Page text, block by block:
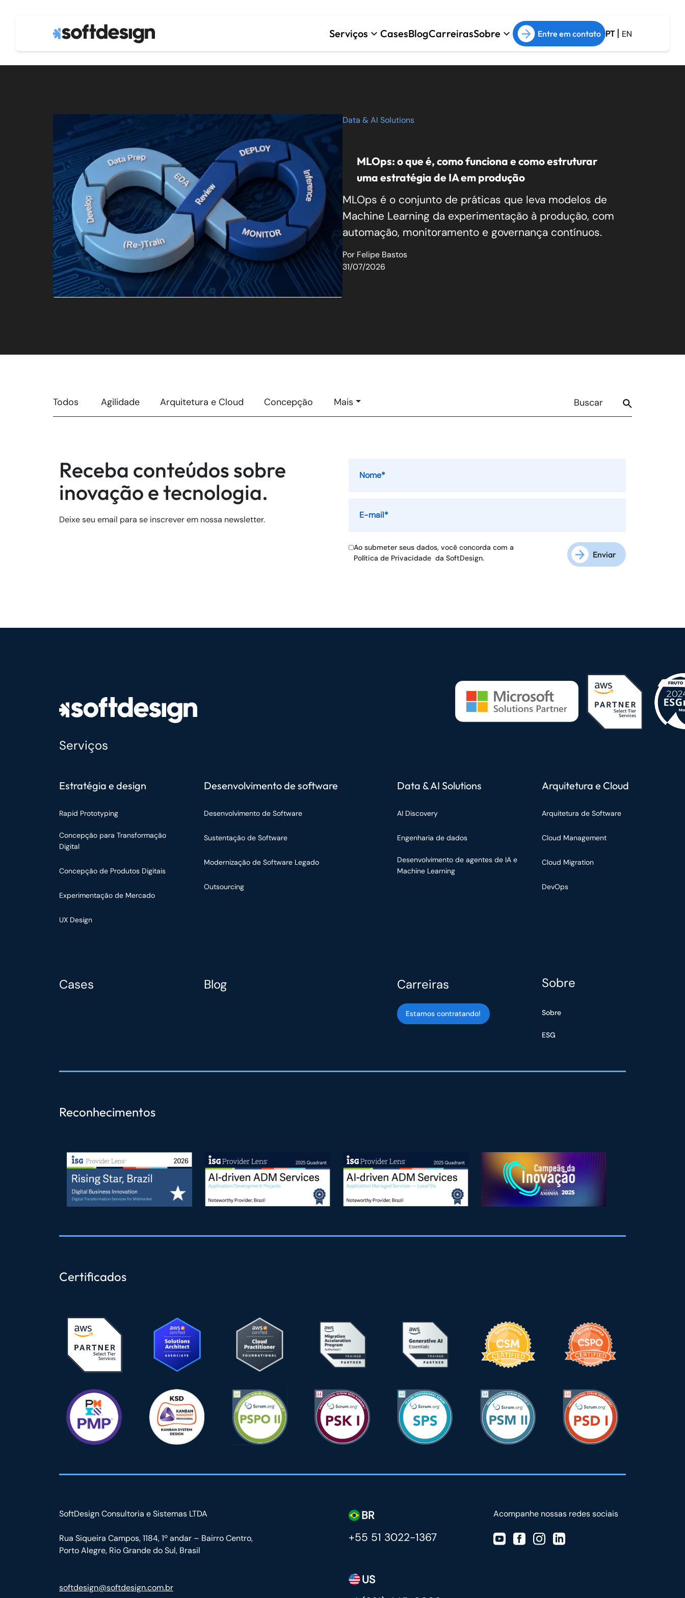
Serviços keyboard_arrow_down CasesBlogCarreirasSobre keyboard_arrow_down Entre em contato PT| EN
software customizado
Data & AI Solutions
MLOps: o que é, como funciona e como estruturar
uma estratégia de IA em produção
MLOps é o conjunto de práticas que leva modelos de
Machine Learning da experimentação à produção, com
automação, monitoramento e governança contínuos.
Por Felipe Bastos
31/07/2026
Todos Agilidade Arquitetura e Cloud Concepção Mais
Receba conteúdos sobre
inovação e tecnologia.
Deixe seu email para se inscrever em nossa newsletter.
Ao submeter seus dados, você concorda com a
Política de Privacidade da SoftDesign. Enviar
Serviços
Estratégia e design
Rapid Prototyping
Concepção para Transformação
Digital
Concepção de Produtos Digitais
Experimentação de Mercado
UX Design
Desenvolvimento de software
Desenvolvimento de Software
Sustentação de Software
Modernização de Software Legado
Outsourcing
Data & AI Solutions
AI Discovery
Engenharia de dados
Desenvolvimento de agentes de IA e
Machine Learning
Arquitetura e Cloud
Arquitetura de Software
Cloud Management
Cloud Migration
DevOps
Cases Blog Carreiras
Estamos contratando!
Sobre
Sobre
ESG
Reconhecimentos
Certificados
SoftDesign Consultoria e Sistemas LTDA
Rua Siqueira Campos, 1184, 1º andar – Bairro Centro,
Porto Alegre, Rio Grande do Sul, Brasil
softdesign@softdesign.com.br
BR
+55 51 3022-1367
US
Acompanhe nossas redes sociais